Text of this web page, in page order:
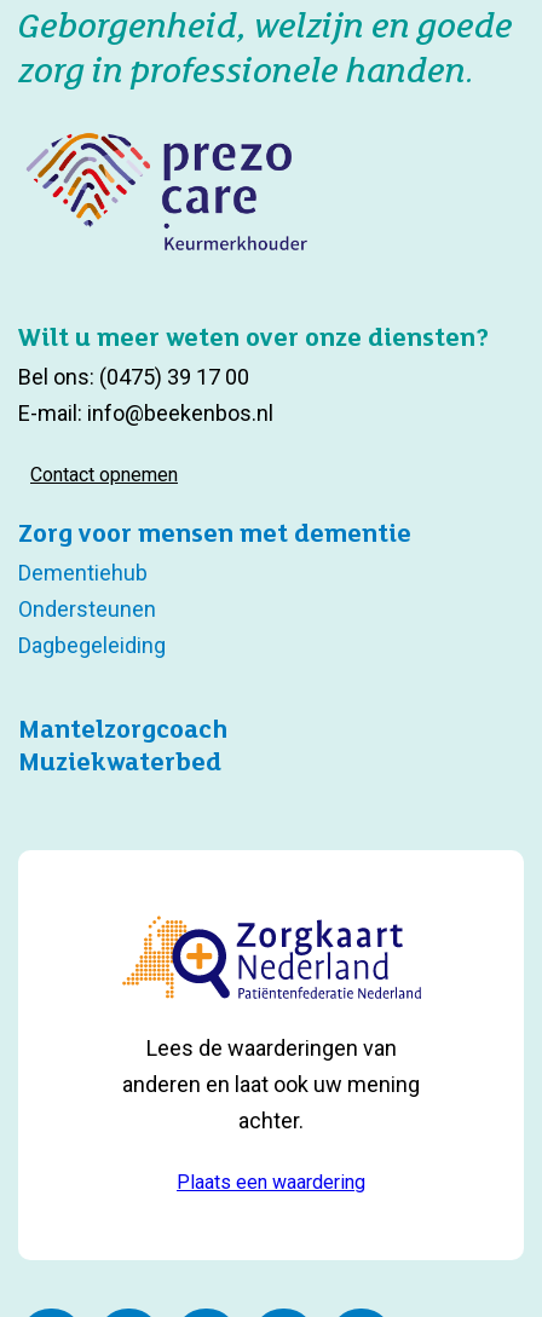
Geborgenheid, welzijn en goede
zorg in professionele handen.
Wilt u meer weten over onze diensten?
Bel ons: (0475) 39 17 00
E-mail: info@beekenbos.nl
Contact opnemen
Zorg voor mensen met dementie
Dementiehub
Ondersteunen
Dagbegeleiding
Mantelzorgcoach
Muziekwaterbed
Lees de waarderingen van
anderen en laat ook uw mening
achter.
Plaats een waardering